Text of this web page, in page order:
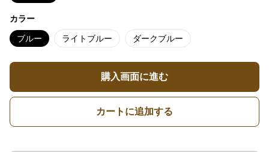
カラー
ブルー ライトブルー ダークブルー
購入画面に進む
カートに追加する